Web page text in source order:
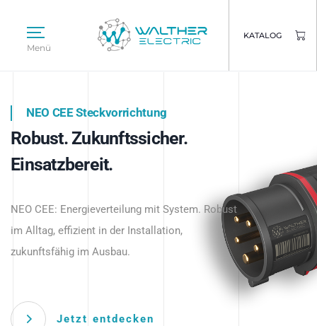
Menü
KATALOG
Intelligente Stromverteilung
beginnt hier.
NEO CEE Steckvorrichtung
Robust. Zukunftssicher.
Einsatzbereit.
NEO CEE: Energieverteilung mit System. Robust
im Alltag, effizient in der Installation,
zukunftsfähig im Ausbau.
Jetzt entdecken
Intelligenz trifft Energie.
Anwendungen – robust, IP-geschützt und
zukunftsfähig.